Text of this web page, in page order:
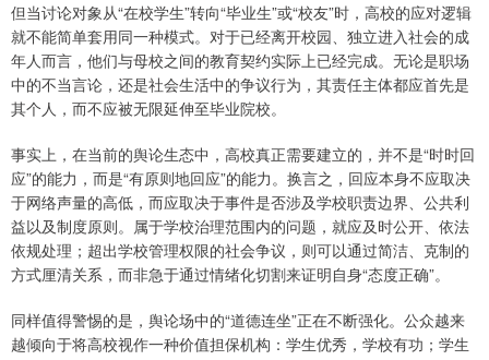
但当讨论对象从“在校学生”转向“毕业生”或“校友”时，高校的应对逻辑
就不能简单套用同一种模式。对于已经离开校园、独立进入社会的成
年人而言，他们与母校之间的教育契约实际上已经完成。无论是职场
中的不当言论，还是社会生活中的争议行为，其责任主体都应首先是
其个人，而不应被无限延伸至毕业院校。
事实上，在当前的舆论生态中，高校真正需要建立的，并不是“时时回
应”的能力，而是“有原则地回应”的能力。换言之，回应本身不应取决
于网络声量的高低，而应取决于事件是否涉及学校职责边界、公共利
益以及制度原则。属于学校治理范围内的问题，就应及时公开、依法
依规处理；超出学校管理权限的社会争议，则可以通过简洁、克制的
方式厘清关系，而非急于通过情绪化切割来证明自身“态度正确”。
同样值得警惕的是，舆论场中的“道德连坐”正在不断强化。公众越来
越倾向于将高校视作一种价值担保机构：学生优秀，学校有功；学生